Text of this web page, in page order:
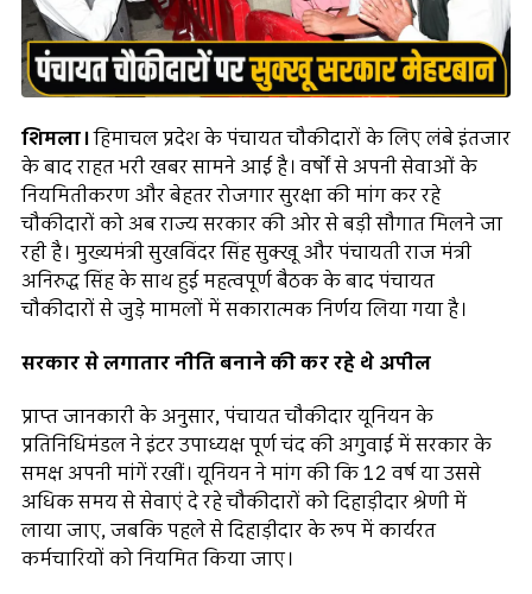
शिमला।हिमाचल प्रदेश के पंचायत चौकीदारों के लिए लंबे इंतजार
के बाद राहत भरी खबर सामने आई है। वर्षों से अपनी सेवाओं के
नियमितीकरण और बेहतर रोजगार सुरक्षा की मांग कर रहे
चौकीदारों को अब राज्य सरकार की ओर से बड़ी सौगात मिलने जा
रही है। मुख्यमंत्री सुखविंदर सिंह सुक्खू और पंचायती राज मंत्री
अनिरुद्ध सिंह के साथ हुई महत्वपूर्ण बैठक के बाद पंचायत
चौकीदारों से जुड़े मामलों में सकारात्मक निर्णय लिया गया है।
सरकार से लगातार नीति बनाने की कर रहे थे अपील
प्राप्त जानकारी के अनुसार, पंचायत चौकीदार यूनियन के
प्रतिनिधिमंडल ने इंटर उपाध्यक्ष पूर्ण चंद की अगुवाई में सरकार के
समक्ष अपनी मांगें रखीं। यूनियन ने मांग की कि 12 वर्ष या उससे
अधिक समय से सेवाएं दे रहे चौकीदारों को दिहाड़ीदार श्रेणी में
लाया जाए, जबकि पहले से दिहाड़ीदार के रूप में कार्यरत
कर्मचारियों को नियमित किया जाए।